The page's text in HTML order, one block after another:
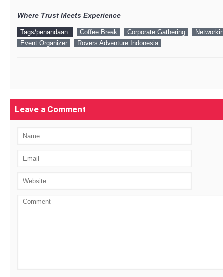
Where Trust Meets Experience
Tags/penandaan: Coffee Break Corporate Gathering
Event Organizer
Rovers Adventure Indonesia
Leave a Comment